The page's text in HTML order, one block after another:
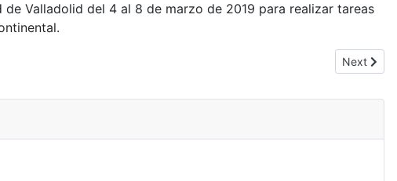
Valladolid del 4 al 8 de marzo de 2019 para realizar tareas
Next
Next